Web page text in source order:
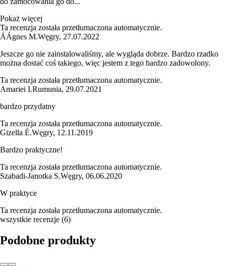
Pokaż więcej
Ta recenzja została przetłumaczona automatycznie.
ÁÁgnes M.Węgry, 27.07.2022
Jeszcze go nie zainstalowaliśmy, ale wygląda dobrze. Bardzo rzadko
można dostać coś takiego, więc jestem z tego bardzo zadowolony.
Ta recenzja została przetłumaczona automatycznie.
Amariei I.Rumunia, 29.07.2021
bardzo przydatny
Ta recenzja została przetłumaczona automatycznie.
Gizella É.Węgry, 12.11.2019
Bardzo praktyczne!
Ta recenzja została przetłumaczona automatycznie.
Szabadi-Janotka S.Węgry, 06.06.2020
W praktyce
Ta recenzja została przetłumaczona automatycznie.
wszystkie recenzje (6)
Podobne produkty